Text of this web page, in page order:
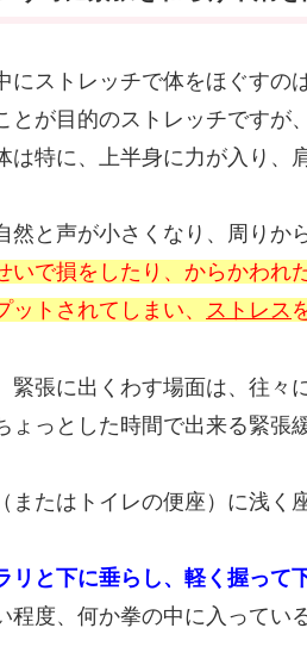
にストレッチで体をほぐすの
とが目的のストレッチですが
は特に、上半身に力が入り、
然と声が小さくなり、周りか
いで損をしたり、からかわれ
ットされてしまい、 ストレス
緊張に出くわす場面は、往々
ょっとした時間で出来る緊張
またはトイレの便座）に浅く
と下に垂らし、軽く握って下
程度、何か拳の中に入ってい